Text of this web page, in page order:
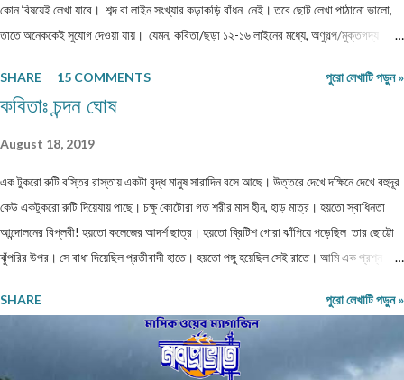
কোন বিষয়েই লেখা যাবে। শব্দ বা লাইন সংখ্যার কড়াকড়ি বাঁধন নেই। তবে ছোট লেখা পাঠানো ভালো,
তাতে অনেককেই সুযোগ দেওয়া যায়। যেমন, কবিতা/ছড়া ১২-১৬ লাইনের মধ্যে, অণুগল্প/মুক্তগদ্য
বাঁধন 'অবশ্যমান্য' নয়। সম্পূর্ণ অপ্রকাশিত লেখা পাঠাতে হবে। মনোনয়নের সুবিধার্থে একাধিক লেখা
পাঠানো ভালো। তবে একই মেলেই দেবেন। একজন ব্যক্তি একান্ত প্রয়োজন ছাড়া একাধিক মেল করবেন
সাবজেক্ট লাইনে লিখবেন 'মুদ্রিত নবপ্রভাত বইমেলা সংখ্যা ২০২৬-এর জন্য'। ২) বানানের দিকে বিশেষ
নজর দেবেন। ৩) য...
SHARE 15 COMMENTS পুরো লেখাটি পড়ুন »
কবিতাঃ চন্দন ঘোষ
August 18, 2019
এক টুকরো রুটি বস্তির রাস্তায় একটা বৃদ্ধ মানুষ সারাদিন বসে আছে। উত্তরে দেখে দক্ষিনে দেখে বহুদূর
কেউ একটুকরো রুটি দিয়েযায় পাছে। চক্ষু কোটোরা গত শরীর মাস হীন, হাড় মাত্র। হয়তো স্বাধিনতা
আন্দোলনের বিপ্লবী! হয়তো কলেজের আদর্শ ছাত্র। হয়তো ব্রিটিশ গোরা ঝাঁপিয়ে পড়েছিল তার ছোট্টো
ঝুঁপরির উপর। সে বাধা দিয়েছিল প্রতীবাদী হাতে। হয়তো পঙ্গু হয়েছিল সেই রাতে। আমি এক প্রশ্ন
বস্ত্রহীন এই রাতে। নিম্নাঙ্গে একটা নোংগরা ধুতি। কী জানি কত দিন খায়নি? কত দিন দেখেনি এক টুকরো
রুটি! রাজধানী শহরের আকাশটা দেখছে। দেখছে নেতা মন্ত্রী গন। হাইরে কেউতো তারে উঠিয়ে তোলেনি।
দেখেনি কোনো কোমল মন। আজ ভারতবর্ষ উন্নতশীল রাষ্ট্র! কথাটা অতীব মিথ্যা মাটি। এমন কতযে
SHARE পুরো লেখাটি পড়ুন »